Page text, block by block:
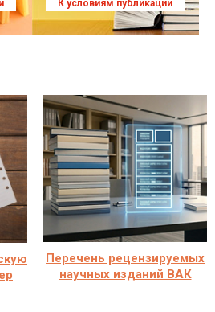
К условиям публикации
Перечень рецензируемых
научных изданий ВАК